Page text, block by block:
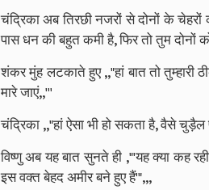
चंद्रिका अब तिरछी नजरों से दोनों के
पास धन की बहुत कमी है, फिर तो तुम दोनों
शंकर मुंह लटकाते हुए ,,"हां बात तो तुम्हारी
मारे जाएं,,'''
चंद्रिका ,,"हां ऐसा भी हो सकता है, वैसे
विष्णु अब यह बात सुनते ही ,"'यह क्या कह
इस वक्त बेहद अमीर बने हुए हैं'",,,